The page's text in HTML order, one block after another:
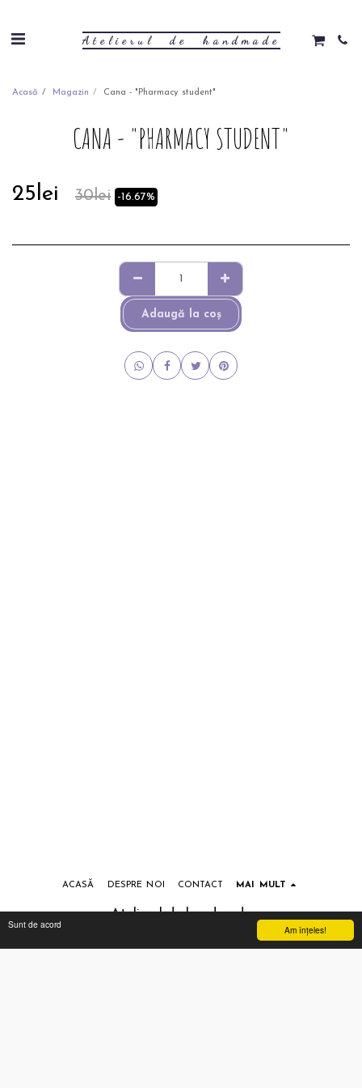
Am înţeles!
Sunt de acord
Atelierul de handmade
Acasă Magazin Cana - "Pharmacy student"
CANA - "PHARMACY STUDENT"
25lei 30lei -16.67%
Adaugă la coş
Atelierul de handmade
Drepturi de autor © 2026 Toate drepturile rezervate
ACASĂ DESPRE NOI CONTACT MAI MULT